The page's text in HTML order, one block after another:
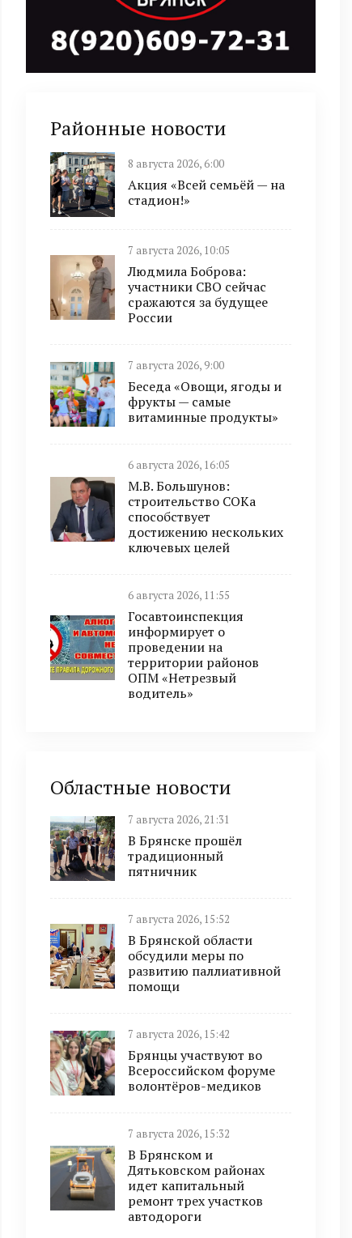
Районные новости
8 августа 2026, 6:00
Акция «Всей семьёй — на
стадион!»
7 августа 2026, 10:05
Людмила Боброва:
участники СВО сейчас
сражаются за будущее
России
7 августа 2026, 9:00
Беседа «Овощи, ягоды и
фрукты — самые
витаминные продукты»
6 августа 2026, 16:05
М.В. Большунов:
строительство СОКа
способствует
достижению нескольких
ключевых целей
6 августа 2026, 11:55
Госавтоинспекция
информирует о
проведении на
территории районов
ОПМ «Нетрезвый
водитель»
Областные новости
7 августа 2026, 21:31
В Брянске прошёл
традиционный
пятничник
7 августа 2026, 15:52
В Брянской области
обсудили меры по
развитию паллиативной
помощи
7 августа 2026, 15:42
Брянцы участвуют во
Всероссийском форуме
волонтёров-медиков
7 августа 2026, 15:32
В Брянском и
Дятьковском районах
идет капитальный
ремонт трех участков
автодороги